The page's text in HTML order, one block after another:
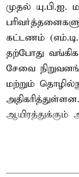
முதல் யு.பி.ஐ.
கட்டணம்
தற்போது
சேவை
மற்றும்
ஆயிரத்துக்கும்